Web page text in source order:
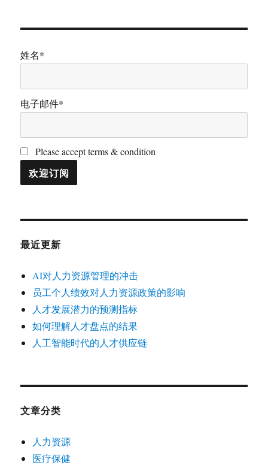
姓名*
电子邮件*
Please accept terms & condition
最近更新
AI对人力资源管理的冲击
员工个人绩效对人力资源政策的影响
人才发展潜力的预测指标
如何理解人才盘点的结果
人工智能时代的人才供应链
文章分类
人力资源
医疗保健